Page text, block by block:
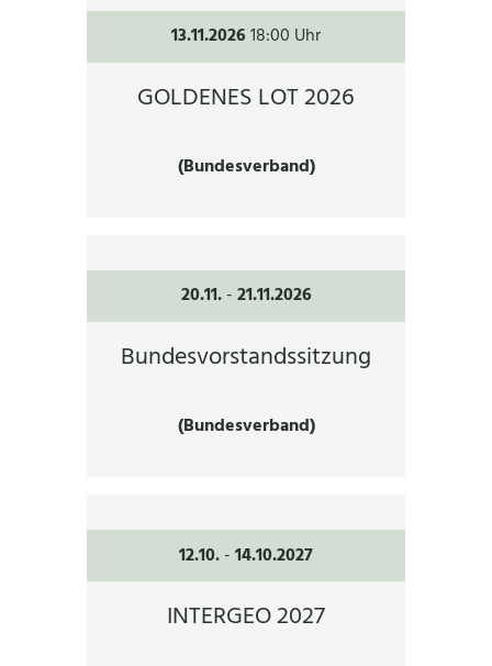
13.11.202618:00 Uhr
GOLDENES LOT 2026
(Bundesverband)
20.11. -21.11.2026
Bundesvorstandssitzung
(Bundesverband)
12.10.-14.10.2027
INTERGEO 2027